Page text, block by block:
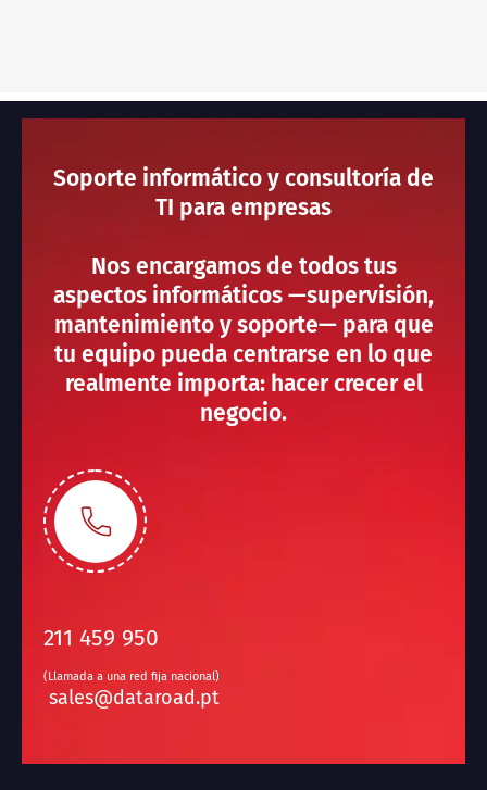
Soporte informático y consultoría de
TI para empresas
Nos encargamos de todos tus
aspectos informáticos —supervisión,
mantenimiento y soporte— para que
tu equipo pueda centrarse en lo que
realmente importa: hacer crecer el
negocio.
211 459 950
(Llamada a una red fija nacional)
sales@dataroad.pt